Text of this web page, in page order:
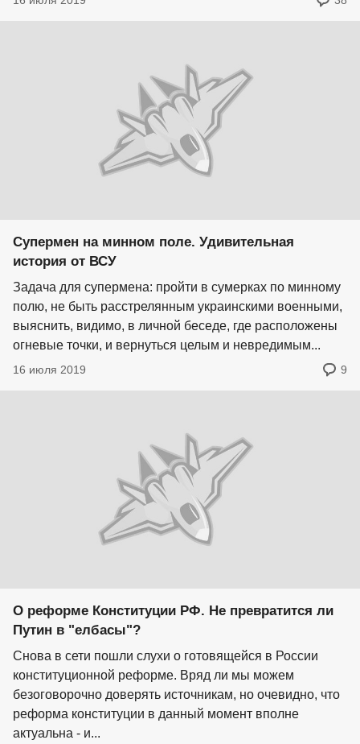
Супермен на минном поле. Удивительная
история от ВСУ
Задача для супермена: пройти в сумерках по минному
полю, не быть расстрелянным украинскими военными,
выяснить, видимо, в личной беседе, где расположены
огневые точки, и вернуться целым и невредимым...
16 июля 2019 9
О реформе Конституции РФ. Не превратится ли
Путин в "елбасы"?
Снова в сети пошли слухи о готовящейся в России
конституционной реформе. Вряд ли мы можем
безоговорочно доверять источникам, но очевидно, что
реформа конституции в данный момент вполне
актуальна - и...